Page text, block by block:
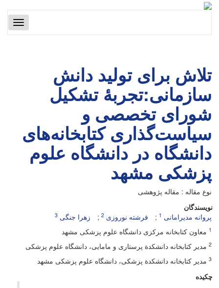
تلاش برای تولید دانش
سازمانی:تجربۀ تشکیل
شورای تخصصی و
سیاست‌گذاری کتابخانه‌های
دانشگاه در دانشگاه علوم
پزشکی مشهد
نوع مقاله : مقاله پژوهشی
نویسندگان
پروانه مدیرامانی 1 فرشته نوروزی 2 زهرا جنگی 3
1 معاون کتابخانه مرکزی دانشگاه علوم پزشکی مشهد
2 مدیر کتابخانه دانشکدة پرستاری و مامایی، دانشگاه علوم پزشکی
3 مدیر کتابخانه دانشکدة پزشکی، دانشگاه علوم پزشکی مشهد
چکیده